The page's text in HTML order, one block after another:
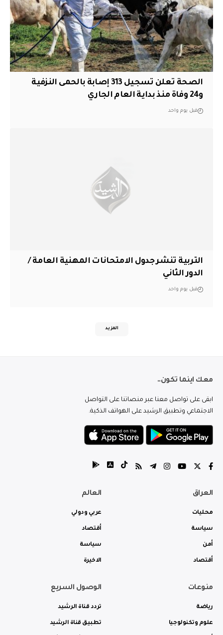
الصحة تعلن تسجيل 313 إصابة بالحمى النزفية
و24 وفاة منذ بداية العام الجاري
قبل يوم واحد
التربية تنشر جدول الامتحانات المهنية العامة /
الدور الثاني
قبل يوم واحد
المزيد
معك اينما تكون..
ابقى على تواصل معنا عبر منصاتنا على التواصل
الاجتماعي وتطبيق الرشيد على الهواتف الذكية.
العراق
محليات
سياسة
أمن
أقتصاد
العالم
عربي ودولي
أقتصاد
سياسة
الاخيرة
منوعات
رياضة
علوم وتكنولوجيا
الوصول السريع
تردد قناة الرشيد
تطبيق قناة الرشيد